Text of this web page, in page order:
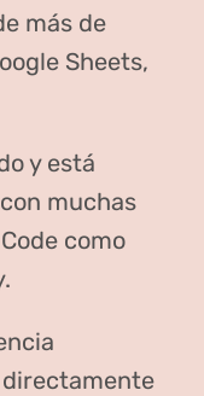
más de
Sheets,
y está
muchas
como